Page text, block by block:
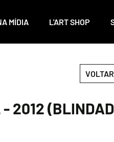
MÍDIA L'ART SHOP
2012